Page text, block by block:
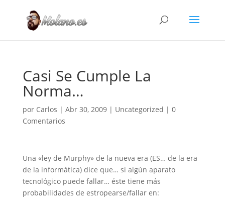
Casi Se Cumple La
Norma…
por Carlos | Abr 30, 2009| Uncategorized | 0
Comentarios
Una «ley de Murphy» de la nueva era (ES… de la era
de la informática) dice que… si algún aparato
tecnológico puede fallar… éste tiene más
probabilidades de estropearse/fallar en: